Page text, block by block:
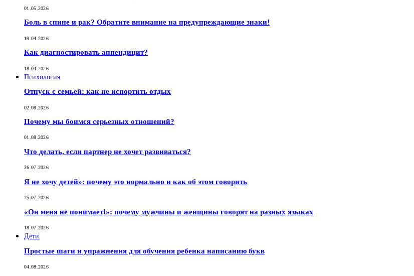
01.05.2026
Боль в спине и рак? Обратите внимание на предупреждающие знаки!
19.04.2026
Как диагностировать аппендицит?
18.04.2026
Психология
Отпуск с семьей: как не испортить отдых
02.08.2026
Почему мы боимся серьезных отношений?
01.08.2026
Что делать, если партнер не хочет развиваться?
26.07.2026
Я не хочу детей»: почему это нормально и как об этом говорить
25.07.2026
«Он меня не понимает!»: почему мужчины и женщины говорят на разных языках
18.07.2026
Дети
Простые шаги и упражнения для обучения ребенка написанию букв
04.08.2026